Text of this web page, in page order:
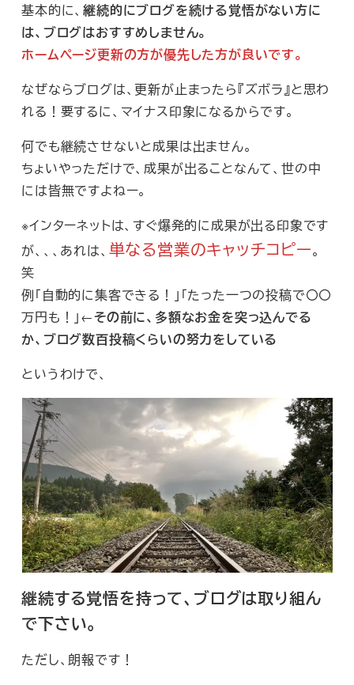
基本的に、継続的にブログを続ける覚悟がない方に
は、ブログはおすすめしません。
ホームページ更新の方が優先した方が良いです。
なぜならブログは、更新が止まったら『ズボラ』と思わ
れる！要するに、マイナス印象になるからです。
何でも継続させないと成果は出ません。
ちょいやっただけで、成果が出ることなんて、世の中
には皆無ですよねー。
※インターネットは、すぐ爆発的に成果が出る印象です
が、、、あれは、 単なる営業のキャッチコピー。
笑
例「自動的に集客できる！」「たった一つの投稿で〇〇
万円も！」←その前に、多額なお金を突っ込んでる
か、ブログ数百投稿くらいの努力をしている
というわけで、
継続する覚悟を持って、ブログは取り組ん
で下さい。
ただし、朗報です！